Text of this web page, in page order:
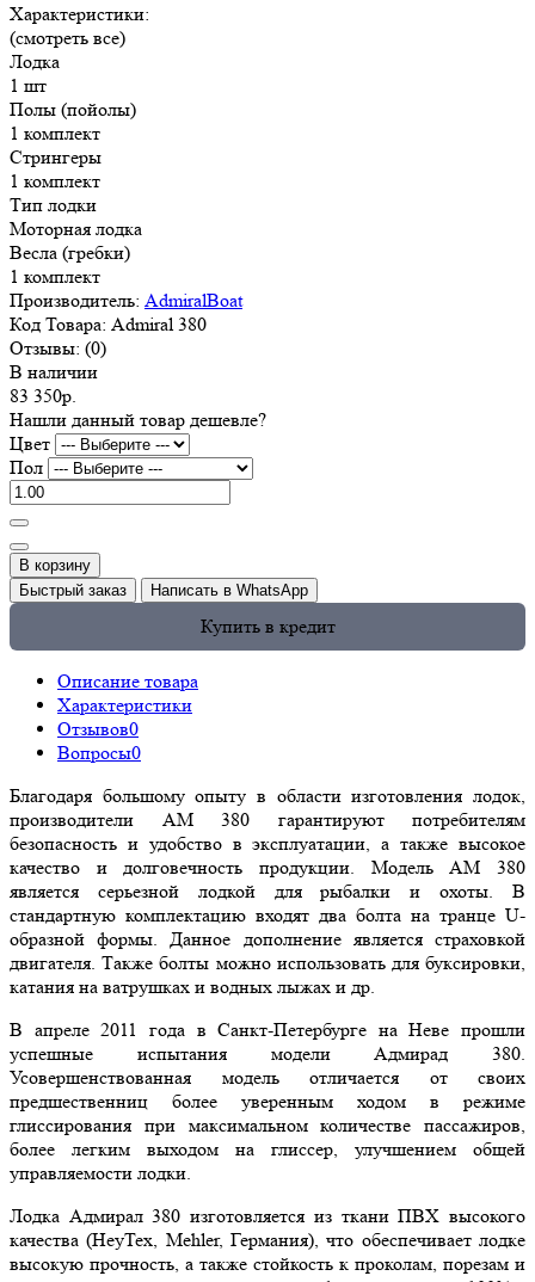
Характеристики:
(смотреть все)
Лодка
1 шт
Полы (пойолы)
1 комплект
Стрингеры
1 комплект
Тип лодки
Моторная лодка
Весла (гребки)
1 комплект
Производитель: AdmiralBoat
Код Товара: Admiral 380
Отзывы: (0)
В наличии
83 350р.
Нашли данный товар дешевле?
Цвет
Пол
В корзину
Быстрый заказ
Написать в WhatsApp
Купить в кредит
Описание товара
Характеристики
Отзывов0
Вопросы0
Благодаря большому опыту в области изготовления лодок,
производители АМ 380 гарантируют потребителям
безопасность и удобство в эксплуатации, а также высокое
качество и долговечность продукции. Модель АМ 380
является серьезной лодкой для рыбалки и охоты. В
стандартную комплектацию входят два болта на транце U-
образной формы. Данное дополнение является страховкой
двигателя. Также болты можно использовать для буксировки,
катания на ватрушках и водных лыжах и др.
В апреле 2011 года в Санкт-Петербурге на Неве прошли
успешные испытания модели Адмирад 380.
Усовершенствованная модель отличается от своих
предшественниц более уверенным ходом в режиме
глиссирования при максимальном количестве пассажиров,
более легким выходом на глиссер, улучшением общей
управляемости лодки.
Лодка Адмирал 380 изготовляется из ткани ПВХ высокого
качества (HeyTex, Mehler, Германия), что обеспечивает лодке
высокую прочность, а также стойкость к проколам, порезам и